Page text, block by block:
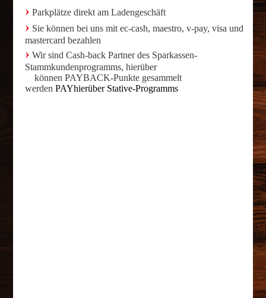
› Parkplätze direkt am Ladengeschäft
› Sie können bei uns mit ec-cash, maestro, v-pay, visa und
mastercard bezahlen
› Wir sind Cash-back Partner des Sparkassen-
Stammkundenprogramms, hierüber
können PAYBACK-Punkte gesammelt
werdenPAYhierüber Stative-Programms